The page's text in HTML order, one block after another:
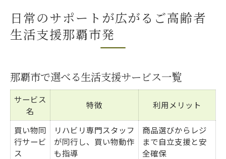
日常のサポートが広がるご高齢者
生活支援那覇市発
那覇市で選べる生活支援サービス一覧
サービス
名
特徴 利用メリット
買い物同
行サービ
ス
リハビリ専門スタッフ
が同行し、買い物動作
も指導
商品選びからレジ
まで自立支援と安
全確保